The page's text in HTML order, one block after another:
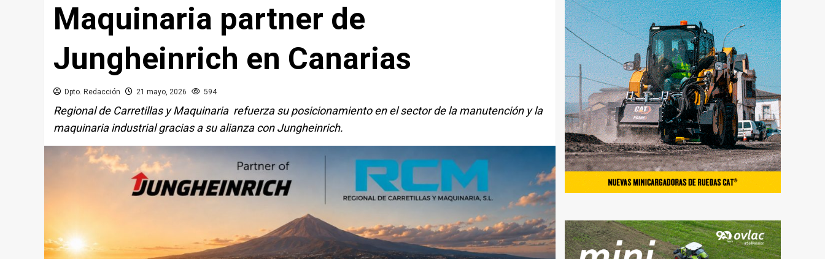
Maquinaria partner de
Jungheinrich en Canarias
Dpto. Redacción 21 mayo, 2026 594
Regional de Carretillas y Maquinaria refuerza su posicionamiento en el sector de la manutención y la
maquinaria industrial gracias a su alianza con Jungheinrich.